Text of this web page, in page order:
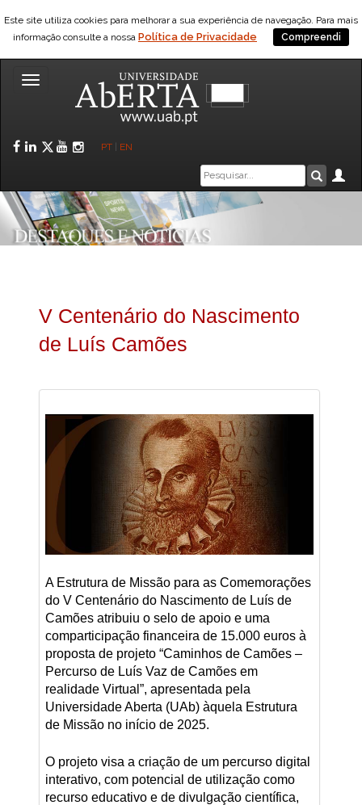
Este site utiliza cookies para melhorar a sua experiência de navegação. Para mais
informação consulte a nossa Política de Privacidade Compreendi
Toggle
Facebook
LinkedIn
Twitter
YouTube
Instagram
PT EN
Caixa
de
pesquisa
V Centenário do Nascimento
de Luís Camões
A Estrutura de Missão para as Comemorações
do V Centenário do Nascimento de Luís de
Camões atribuiu o selo de apoio e uma
comparticipação financeira de 15.000 euros à
proposta de projeto “Caminhos de Camões –
Percurso de Luís Vaz de Camões em
realidade Virtual”, apresentada pela
Universidade Aberta (UAb) àquela Estrutura
de Missão no início de 2025.
O projeto visa a criação de um percurso digital
interativo, com potencial de utilização como
recurso educativo e de divulgação científica,